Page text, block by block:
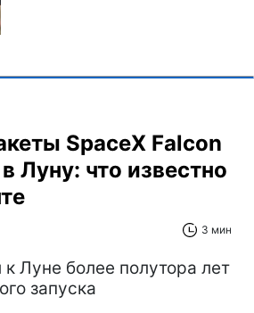
SpaceX Falcon
Луну: что известно
3 мин
Луне более полутора лет
запуска